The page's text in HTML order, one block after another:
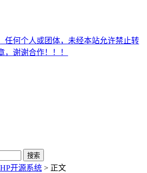
任何个人或团体，未经本站允许禁止转
，谢谢合作！！！
开源系统 > 正文